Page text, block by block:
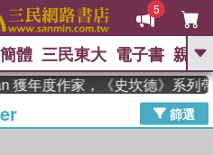
5
GO
： 高希均教授回憶錄
The Odyssey 、 父親節 、 如果歷
簡體 三民東大 電子書 親子
作家，《史坎德》系列帶你踏
篩選